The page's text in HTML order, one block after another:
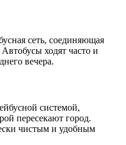
сеть, соединяющая
ходят часто и
вечера.
системой,
пересекают город.
чистым и удобным